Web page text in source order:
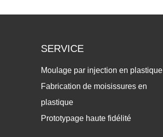
SERVICE
Moulage par injection en plastique
Fabrication de moisissures en
plastique
Prototypage haute fidélité